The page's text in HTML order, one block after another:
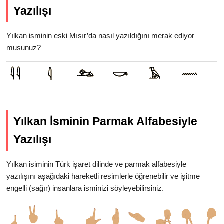
Yazılışı
Yılkan isminin eski Mısır’da nasıl yazıldığını merak ediyor
musunuz?
Yılkan İsminin Parmak Alfabesiyle
Yazılışı
Yılkan isiminin Türk işaret dilinde ve parmak alfabesiyle
yazılışını aşağıdaki hareketli resimlerle öğrenebilir ve işitme
engelli (sağır) insanlara isminizi söyleyebilirsiniz.